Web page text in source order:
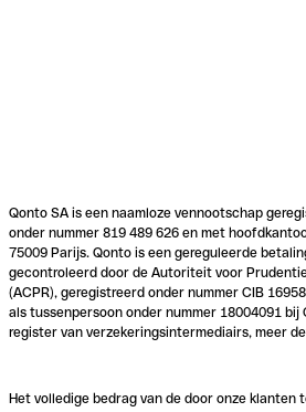
Qonto SA is een naamloze vennootschap
onder nummer 819 489 626 en met
75009 Parijs. Qonto is een gereguleerde
gecontroleerd door de Autoriteit voor
(ACPR), geregistreerd onder nummer CIB
als tussenpersoon onder nummer 18004091 bij
register van verzekeringsintermediairs, meer
Het volledige bedrag van de door onze klanten